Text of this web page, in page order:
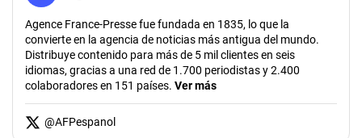
Agence France-Presse fue fundada en 1835, lo que la
convierte en la agencia de noticias más antigua del mundo.
Distribuye contenido para más de 5 mil clientes en seis
idiomas, gracias a una red de 1.700 periodistas y 2.400
colaboradores en 151 países. Ver más
@AFPespanol